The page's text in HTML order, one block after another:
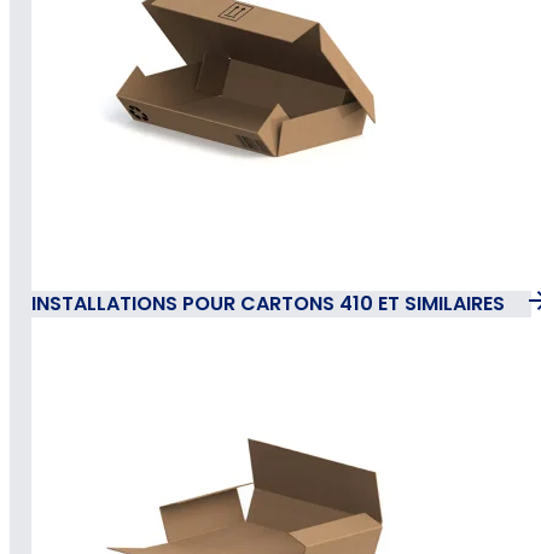
INSTALLATIONS POUR CARTONS 410 ET SIMILAIRES